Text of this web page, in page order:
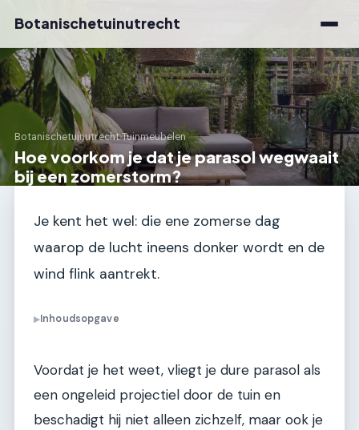
Botanischetuinutrecht
Botanischetuinutrecht›Tuinmeubelen
Hoe voorkom je dat je parasol wegwaait
bij een zomerstorm?
Je kent het wel: die ene zomerse dag
waarop de lucht ineens donker wordt en de
wind flink aantrekt.
▶Inhoudsopgave
Voordat je het weet, vliegt je dure parasol als
een ongeleid projectiel door de tuin en
beschadigt hij niet alleen zichzelf, maar ook je